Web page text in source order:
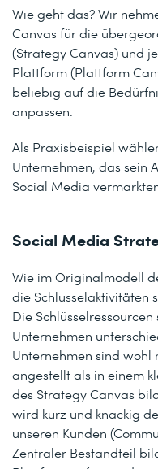
Wie geht das? Wir
Canvas für die
(Strategy Canvas) und
Plattform (Plattform
beliebig auf die
anpassen.
Als Praxisbeispiel
Unternehmen, das sein
Social Media
Social Media
Wie im Originalmodell
die Schlüsselaktivitäten
Die
Unternehmen
Unternehmen sind
angestellt als in einem
des Strategy Canvas
wird kurz und knackig
unseren Kunden
Zentraler Bestandteil